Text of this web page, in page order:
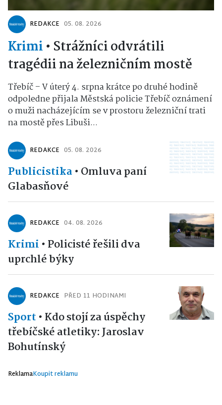
REDAKCE 05. 08. 2026
Krimi • Strážníci odvrátili
tragédii na železničním mostě
Třebíč – V úterý 4. srpna krátce po druhé hodině
odpoledne přijala Městská policie Třebíč oznámení
o muži nacházejícím se v prostoru železniční trati
na mostě přes Libuši...
REDAKCE 05. 08. 2026
Publicistika• Omluva paní
Glabasňové
REDAKCE 04. 08. 2026
Krimi • Policisté řešili dva
uprchlé býky
REDAKCE PŘED 11 HODINAMI
Sport • Kdo stojí za úspěchy
třebíčské atletiky: Jaroslav
Bohutínský
ReklamaKoupit reklamu